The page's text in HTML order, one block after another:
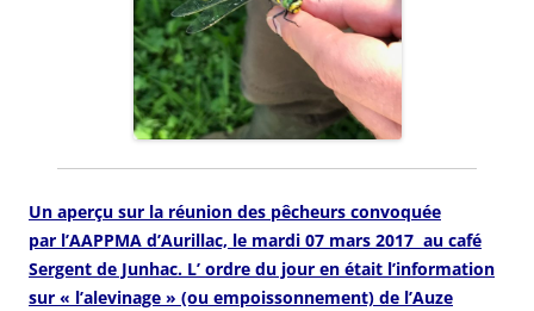
Un aperçu sur la réunion des pêcheurs convoquée
par l’AAPPMA d’Aurillac, le mardi 07 mars 2017 au café
Sergent de Junhac. L’ ordre du jour en était l’information
sur « l’alevinage » (ou empoissonnement) de l’Auze